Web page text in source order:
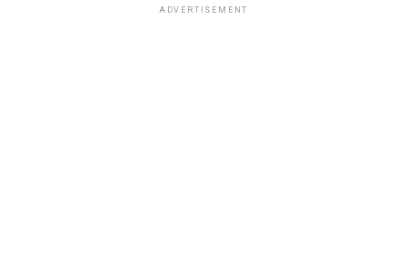
ADVERTISEMENT